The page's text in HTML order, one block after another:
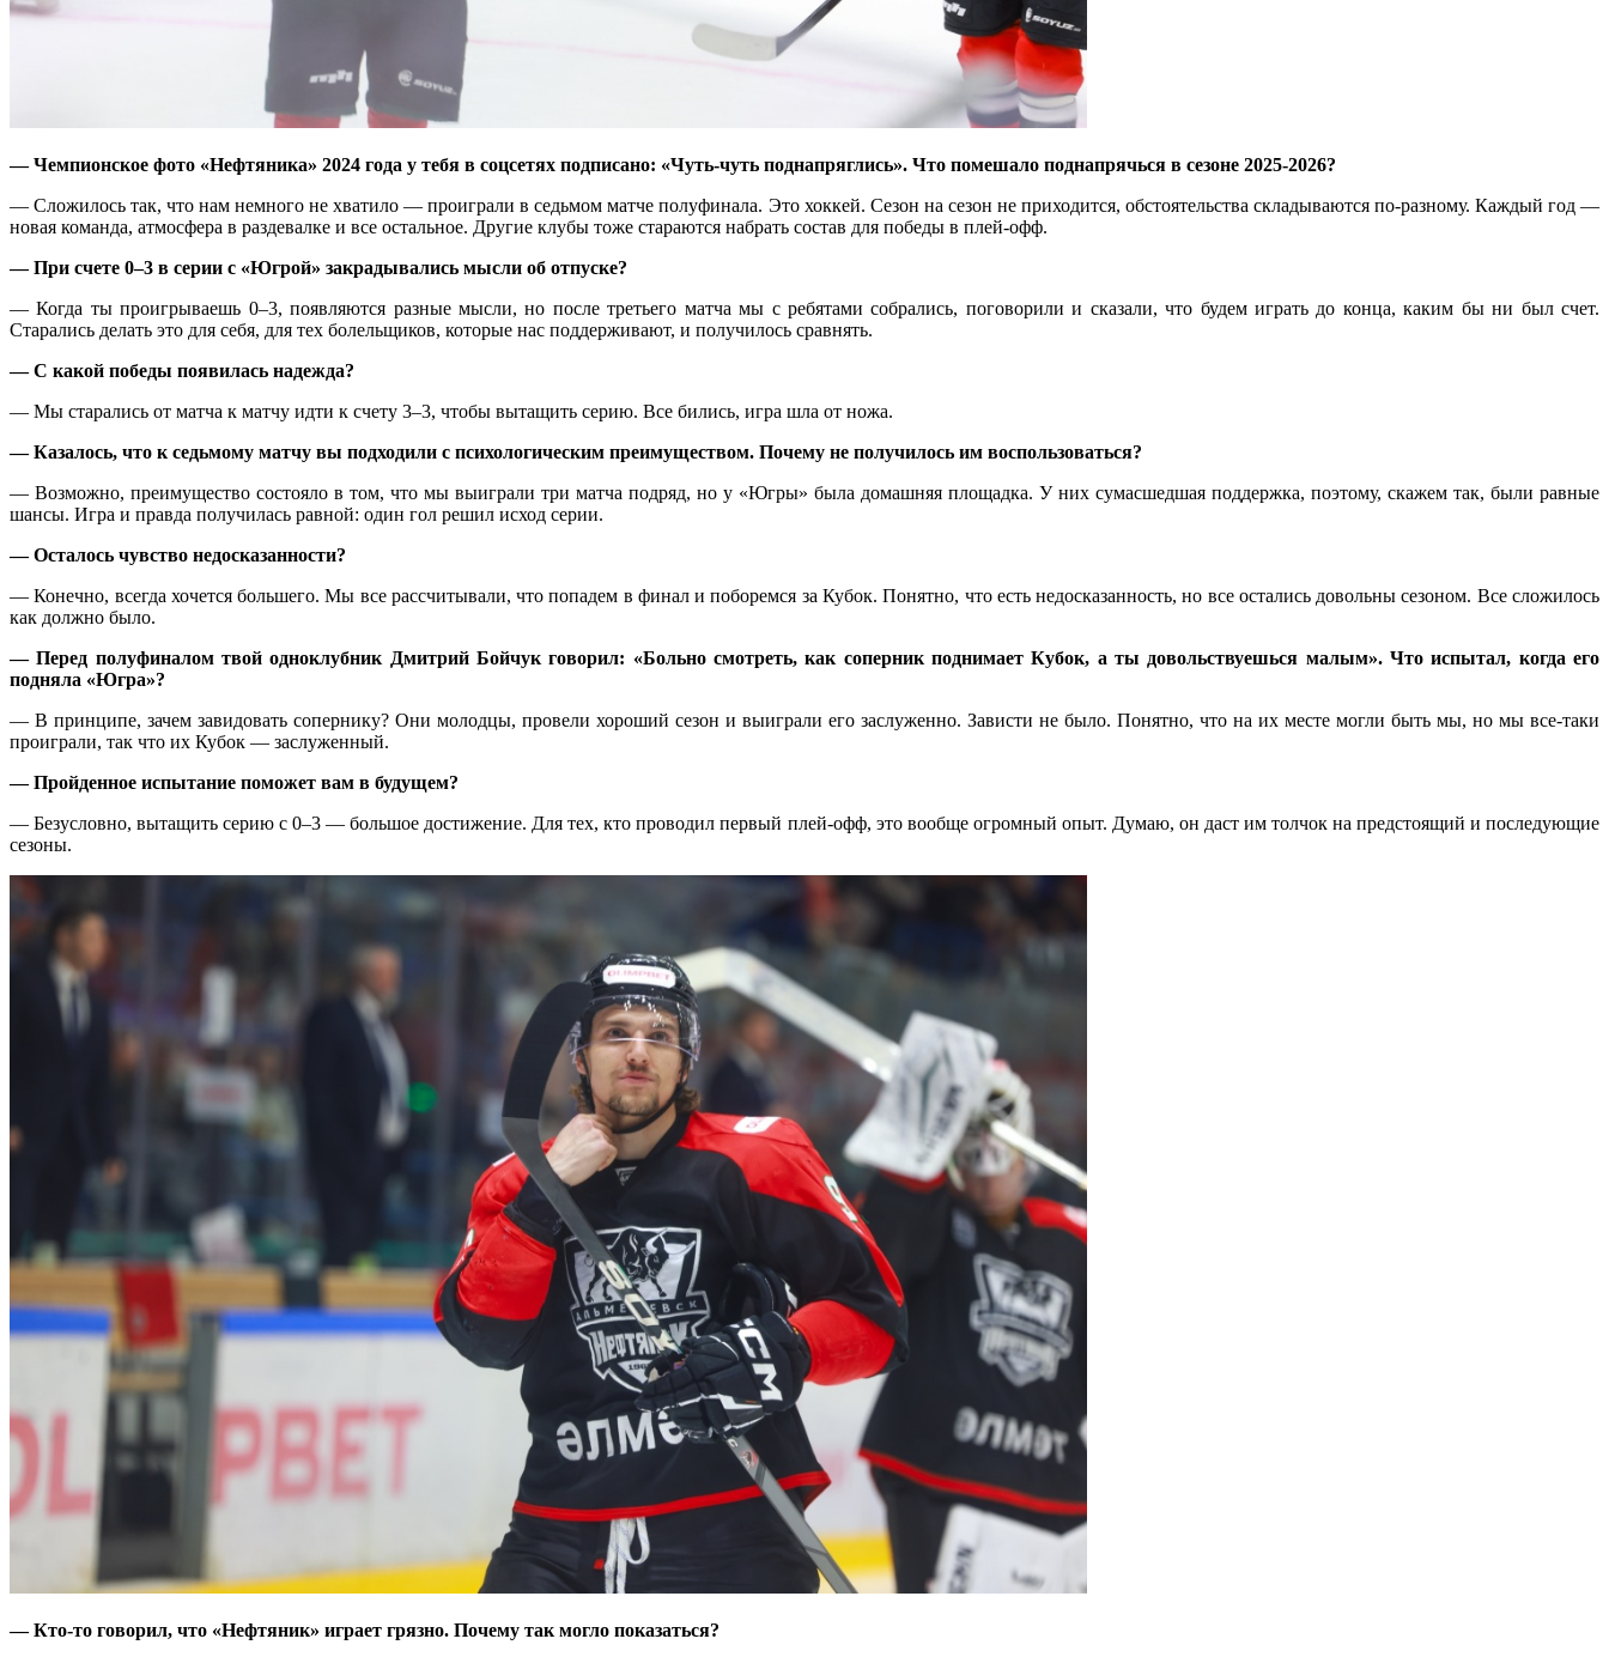
— Чемпионское фото «Нефтяника» 2024 года у тебя в соцсетях подписано: «Чуть-чуть поднапряглись». Что помешало поднапрячься в сезоне 2025-2026?
— Сложилось так, что нам немного не хватило — проиграли в седьмом матче полуфинала. Это хоккей. Сезон на сезон не приходится, обстоятельства складываются по-разному. Каждый год —
новая команда, атмосфера в раздевалке и все остальное. Другие клубы тоже стараются набрать состав для победы в плей-офф.
— При счете 0–3 в серии с «Югрой» закрадывались мысли об отпуске?
— Когда ты проигрываешь 0–3, появляются разные мысли, но после третьего матча мы с ребятами собрались, поговорили и сказали, что будем играть до конца, каким бы ни был счет.
Старались делать это для себя, для тех болельщиков, которые нас поддерживают, и получилось сравнять.
— С какой победы появилась надежда?
— Мы старались от матча к матчу идти к счету 3–3, чтобы вытащить серию. Все бились, игра шла от ножа.
— Казалось, что к седьмому матчу вы подходили с психологическим преимуществом. Почему не получилось им воспользоваться?
— Возможно, преимущество состояло в том, что мы выиграли три матча подряд, но у «Югры» была домашняя площадка. У них сумасшедшая поддержка, поэтому, скажем так, были равные
шансы. Игра и правда получилась равной: один гол решил исход серии.
— Осталось чувство недосказанности?
— Конечно, всегда хочется большего. Мы все рассчитывали, что попадем в финал и поборемся за Кубок. Понятно, что есть недосказанность, но все остались довольны сезоном. Все сложилось
как должно было.
— Перед полуфиналом твой одноклубник Дмитрий Бойчук говорил: «Больно смотреть, как соперник поднимает Кубок, а ты довольствуешься малым». Что испытал, когда его
подняла «Югра»?
— В принципе, зачем завидовать сопернику? Они молодцы, провели хороший сезон и выиграли его заслуженно. Зависти не было. Понятно, что на их месте могли быть мы, но мы все-таки
проиграли, так что их Кубок — заслуженный.
— Пройденное испытание поможет вам в будущем?
— Безусловно, вытащить серию с0–3 — большое достижение. Для тех, кто проводил первый плей-офф, это вообще огромный опыт. Думаю, он даст им толчок на предстоящий и последующие
сезоны.
— Кто-то говорил, что «Нефтяник» играет грязно. Почему так могло показаться?